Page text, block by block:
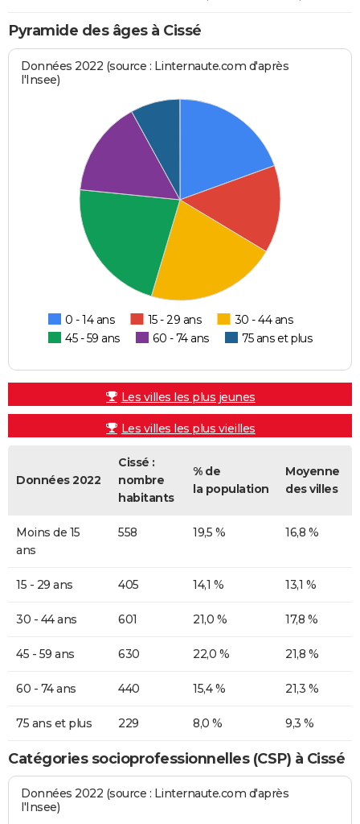
Pyramide des âges à Cissé
Données 2022 (source : Linternaute.com d'après
l'Insee)
0 - 14 ans 15 - 29 ans
30 - 44 ans
45 - 59 ans
60 - 74 ans 75 ans et plus
Les villes les plus jeunes
Les villes les plus vieilles
Données 2022
Cissé :
nombre
habitants
% de
la population
Moyenne
des villes
Moins de 15
ans
558 19,5 % 16,8 %
15 - 29 ans 405 14,1 % 13,1 %
30 - 44 ans 601 21,0 % 17,8 %
45 - 59 ans 630 22,0 % 21,8 %
60 - 74 ans 440 15,4 % 21,3 %
75 ans et plus 229 8,0 % 9,3 %
Catégories socioprofessionnelles (CSP) à Cissé
Données 2022 (source : Linternaute.com d'après
l'Insee)